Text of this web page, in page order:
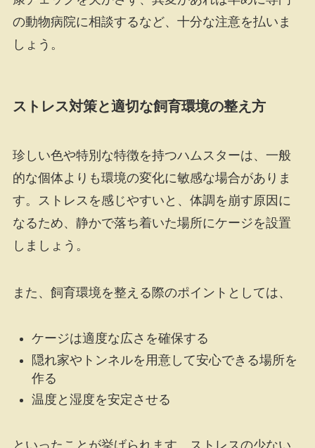
の動物病院に相談するなど、十分な注意を払いま
しょう。
ストレス対策と適切な飼育環境の整え方
珍しい色や特別な特徴を持つハムスターは、一般
的な個体よりも環境の変化に敏感な場合がありま
す。ストレスを感じやすいと、体調を崩す原因に
なるため、静かで落ち着いた場所にケージを設置
しましょう。
また、飼育環境を整える際のポイントとしては、
ケージは適度な広さを確保する
隠れ家やトンネルを用意して安心できる場所を
作る
温度と湿度を安定させる
といったことが挙げられます。ストレスの少ない